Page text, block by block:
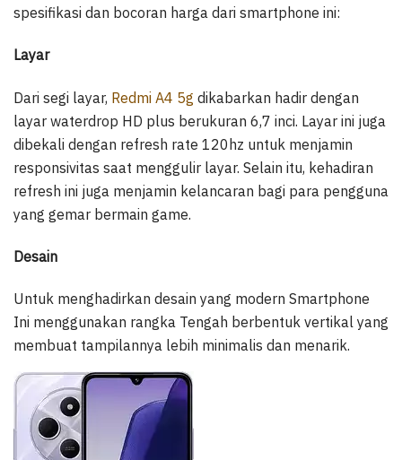
spesifikasi dan bocoran harga dari smartphone ini:
Layar
Dari segi layar, Redmi A4 5g dikabarkan hadir dengan
layar waterdrop HD plus berukuran 6,7 inci. Layar ini juga
dibekali dengan refresh rate 120hz untuk menjamin
responsivitas saat menggulir layar. Selain itu, kehadiran
refresh ini juga menjamin kelancaran bagi para pengguna
yang gemar bermain game.
Desain
Untuk menghadirkan desain yang modern Smartphone
Ini menggunakan rangka Tengah berbentuk vertikal yang
membuat tampilannya lebih minimalis dan menarik.